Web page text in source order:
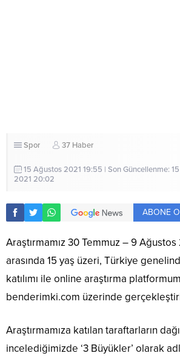
Spor 37 Haber
15 Ağustos 2021 19:55 | Son Güncellenme:
2021 20:02
ABONE
Araştırmamız 30 Temmuz – 9
arasında 15 yaş üzeri, Türkiye
katılımı ile online araştırma
benderimki.com üzerinde
Araştırmamıza katılan taraftarların
incelediğimizde ‘3 Büyükler’ olarak